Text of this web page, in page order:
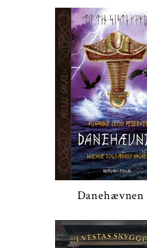
Danehævnen